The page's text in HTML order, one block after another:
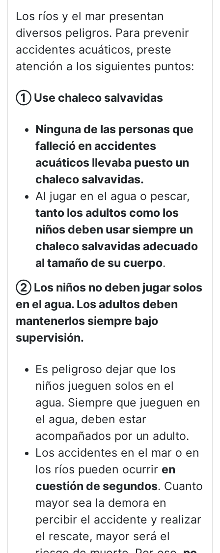
Los ríos y el mar presentan
diversos peligros. Para prevenir
accidentes acuáticos, preste
atención a los siguientes puntos:
① Use chaleco salvavidas
Ninguna de las personas que
falleció en accidentes
acuáticos llevaba puesto un
chaleco salvavidas.
Al jugar en el agua o pescar,
tanto los adultos como los
niños deben usar siempre un
chaleco salvavidas adecuado
al tamaño de su cuerpo.
② Los niños no deben jugar solos
en el agua. Los adultos deben
mantenerlos siempre bajo
supervisión.
Es peligroso dejar que los
niños jueguen solos en el
agua. Siempre que jueguen en
el agua, deben estar
acompañados por un adulto.
Los accidentes en el mar o en
los ríos pueden ocurrir en
cuestión de segundos. Cuanto
mayor sea la demora en
percibir el accidente y realizar
el rescate, mayor será el